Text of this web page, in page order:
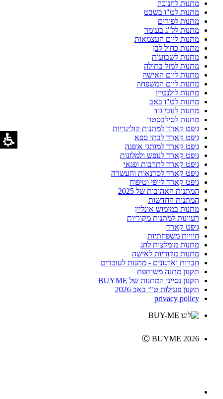
מתנות לחנוכה
מתנות לט"ו בשבט
מתנות לפורים
מתנות לל"ג בעומר
מתנות ליום העצמאות
מתנות כחול לבן
מתנות לשבועות
מתנות למזל בתולה
מתנות ליום האישה
מתנות ליום המשפחה
מתנות לולנטיין
מתנות לט"ו באב
מתנות לנובי גוד
מתנות לסילבסטר
גיפט קארד למתנות קולינריות
גיפט קארד לבתי ספא
גיפט קארד למותגי אופנה
גיפט קארד לנופש ולמלונות
גיפט קארד לתרבות ופנאי
גיפט קארד לסדנאות והעשרה
גיפט קארד ליופי וטיפוח
המתנות האהובות של 2025
המתנות החדשות
מתנות במימוש אונליין
רעיונות למתנות מקוריות
גיפט קארד
חוויות משפחתיות
מתנות מומלצות לחג
מתנות מקוריות לאישה
חברות וארגונים - מתנות לעובדים
תקנון מתנה משותפת
תקנון נסייני המתנות של BUYME
תקנון פעילות ט"ו באב 2026
privacy policy
Ⓒ BUYME 2026